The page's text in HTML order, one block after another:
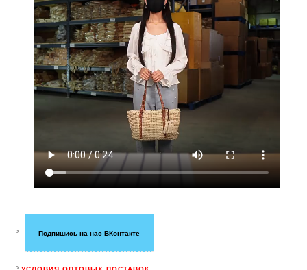
Подпишись на нас ВКонтакте